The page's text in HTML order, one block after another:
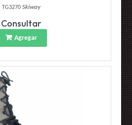
TG3270 Skiway
Consultar
Agregar